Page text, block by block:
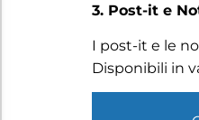
3. Post-it e
I post-it e le
Disponibili in